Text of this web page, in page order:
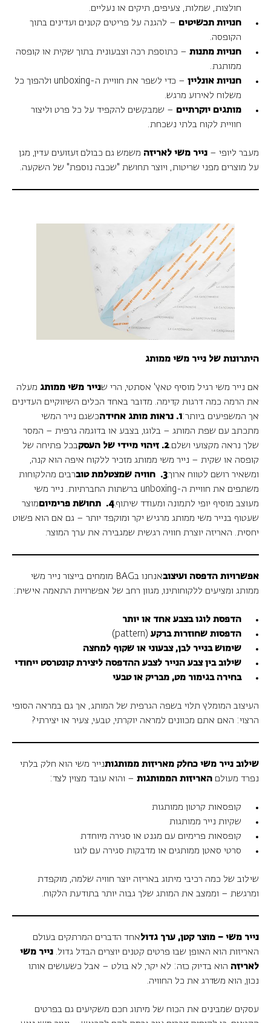
חולצות, שמלות, צעיפים, תיקים או נעליים.
חנויות תכשיטים– להגנה על פריטים קטנים ועדינים בתוך
הקופסה.
חנויות מתנות– כתוספת רכה וצבעונית בתוך שקית או קופסה
ממותגת.
חנויות אונליין
– כדי לשפר את חוויית ה-unboxing ולהפוך כל
משלוח לאירוע מרגש.
מותגים יוקרתיים– שמבקשים להקפיד על כל פרט וליצור
חוויית לקוח בלתי נשכחת.
מעבר ליופי – נייר משי לאריזהמשמש גם כבולם זעזועים עדין, מגן
על מוצרים מפני שריטות, ויוצר תחושת "שכבה נוספת" של השקעה.
היתרונות של נייר משי ממותג
אם נייר משי רגיל מוסיף טאץ' אסתטי, הרי שנייר משי ממותגמעלה
את הרמה כמה דרגות קדימה. מדובר באחד הכלים השיווקיים העדינים
אך המשפיעים ביותר:1. נראות מותג אחידה
כשגם נייר המשי
מתכתב עם שפת המותג – בלוגו, בצבע או בדוגמה גרפית – המסר
שלך נראה מקצועי ושלם. 2. זיהוי מיידי של העסק
בכל פתיחה של
קופסה או שקית – נייר משי ממותג מזכיר ללקוח איפה הוא קנה,
ומשאיר רושם לטווח ארוך.3. חוויה שמצטלמת טוב
רבים מהלקוחות
משתפים את חוויית ה-unboxing ברשתות החברתיות. נייר משי
מעוצב מוסיף יופי לתמונה ומעודד שיתוף. 4. תחושת פרימיום
מוצר
שעטוף בנייר משי ממותג מרגיש יקר ומוקפד יותר – גם אם הוא פשוט
יחסית. האריזה יוצרת חוויה רגשית שמגבירה את ערך המוצר.
אפשרויות הדפסה ועיצוב
אנחנו בBAG מומחים בייצור נייר משי
ממותג ומציעים ללקוחותינו, מגוון רחב של אפשרויות התאמה אישית:
הדפסת לוגו בצבע אחד או יותר
הדפסות שחוזרות ברקע(pattern)
שימוש בנייר לבן, צבעוני או שקוף למחצה
שילוב בין צבע הנייר לצבע ההדפסה ליצירת קונטרסט ייחודי
בחירה בגימור מט, מבריק או טבעי
העיצוב המומלץ תלוי בשפה הגרפית של המותג, אך גם במראה הסופי
הרצוי: האם אתם מכוונים למראה יוקרתי, טבעי, צעיר או יצירתי?
שילוב נייר משי כחלק מאריזות ממותגותנייר משי הוא חלק בלתי
נפרד מעולם האריזות הממותגות– והוא עובד מצוין לצד:
קופסאות קרטון ממותגות
שקיות נייר ממותגות
קופסאות פרימיום עם מגנט או סגירה מיוחדת
סרטי סאטן ממותגים או מדבקות סגירה עם לוגו
שילוב של כמה רכיבי מיתוג באריזה יוצר חוויה שלמה, מוקפדת
ומרגשת – וממצב את המותג שלך גבוה יותר בתודעת הלקוח.
נייר משי – מוצר קטן, ערך גדולאחד הדברים המרתקים בעולם
האריזות הוא האופן שבו פרטים קטנים יוצרים הבדל גדול. נייר משי
לאריזההוא בדיוק כזה: לא יקר, לא בולט – אבל כשעושים אותו
נכון, הוא משדרג את כל החוויה.
עסקים שמבינים את הכוח של מיתוג חכם משקיעים גם בפרטים